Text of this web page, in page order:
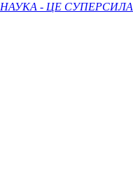
НАУКА - ЦЕ СУПЕРСИЛА